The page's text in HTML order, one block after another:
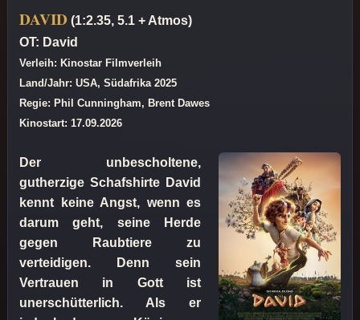
DAVID (1:2.35, 5.1 + Atmos)
OT: David
Verleih: Kinostar Filmverleih
Land/Jahr: USA, Südafrika 2025
Regie: Phil Cunningham, Brent Dawes
Kinostart: 17.09.2026
Der unbescholtene,
gutherzige Schafshirte David
kennt keine Angst, wenn es
darum geht, seine Herde
gegen Raubtiere zu
verteidigen. Denn sein
Vertrauen in Gott ist
unerschütterlich. Als er